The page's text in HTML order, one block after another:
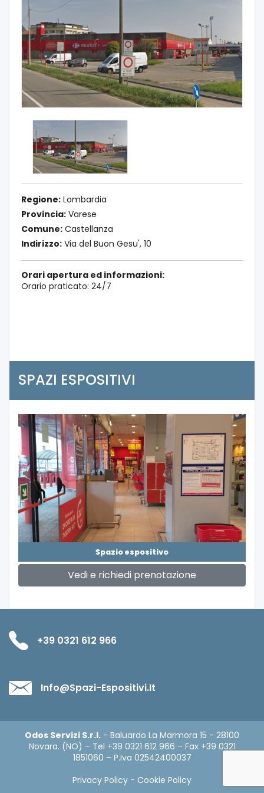
Regione: Lombardia
Provincia: Varese
Comune: Castellanza
Indirizzo: Via del Buon Gesu', 10
Orari apertura ed informazioni:
Orario praticato: 24/7
SPAZI ESPOSITIVI
Spazio espositivo
Vedi e richiedi prenotazione
+39 0321 612 966
Info@spazi-Espositivi.it
Odos Servizi S.r.l. - Baluardo La Marmora 15 - 28100
Novara. (NO) – Tel +39 0321 612 966 – Fax +39 0321
1851060 – P.Iva 02542400037
Privacy Policy - Cookie Policy